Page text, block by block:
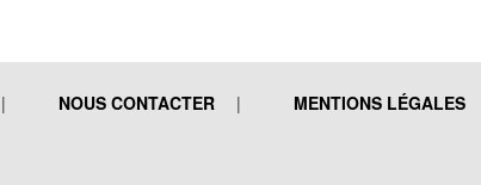
NOUS CONTACTER MENTIONS LÉGALES